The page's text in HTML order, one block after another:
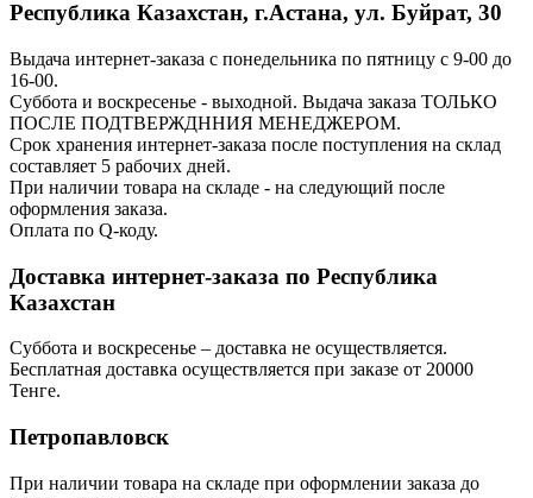
Республика Казахстан, г.Астана, ул. Буйрат, 30
Выдача интернет-заказа с понедельника по пятницу с 9-00 до
16-00.
Суббота и воскресенье - выходной. Выдача заказа ТОЛЬКО
ПОСЛЕ ПОДТВЕРЖДННИЯ МЕНЕДЖЕРОМ.
Срок хранения интернет-заказа после поступления на склад
составляет 5 рабочих дней.
При наличии товара на складе - на следующий после
оформления заказа.
Оплата по Q-коду.
Доставка интернет-заказа по Республика
Казахстан
Суббота и воскресенье – доставка не осуществляется.
Бесплатная доставка осуществляется при заказе от 20000
Тенге.
Петропавловск
При наличии товара на складе при оформлении заказа до